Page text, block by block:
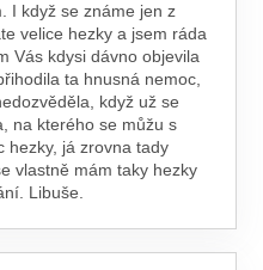
I když se známe jen z
velice hezky a jsem ráda
Vás kdysi dávno objevila
ta hnusná nemoc,
když už se
na kterého se můžu s
hezky, já zrovna tady
vlastně mám taky hezky
Libuše.